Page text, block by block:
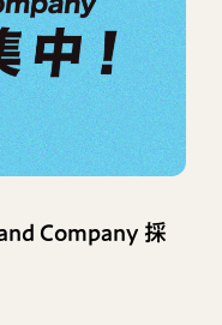
Company 採